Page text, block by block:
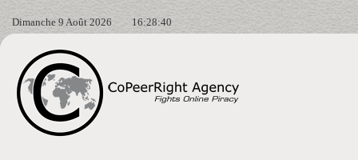
Dimanche 9 Août 2026 16:28:41